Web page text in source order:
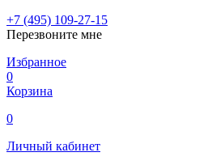
+7 (495) 109-27-15
Перезвоните мне
Избранное
0
Корзина
0
Личный кабинет